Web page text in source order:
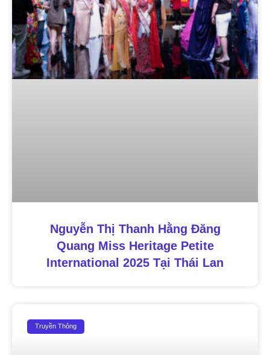
Nguyễn Thị Thanh Hằng Đăng
Quang Miss Heritage Petite
International 2025 Tại Thái Lan
Truyền Thông